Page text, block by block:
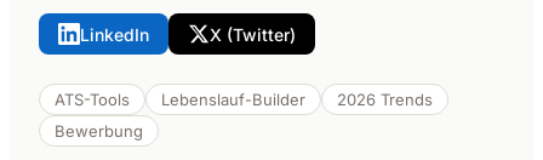
LinkedIn X (Twitter)
ATS-Tools Lebenslauf-Builder
2026 Trends
Bewerbung